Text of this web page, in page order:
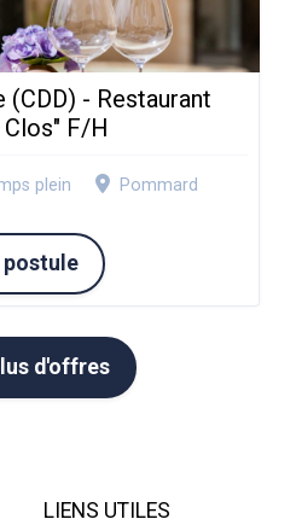
- Restaurant
F/H
plein Pommard
postule
d'offres
LIENS UTILES